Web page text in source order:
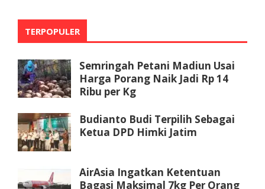
TERPOPULER
Semringah Petani Madiun Usai
Harga Porang Naik Jadi Rp 14
Ribu per Kg
Budianto Budi Terpilih Sebagai
Ketua DPD Himki Jatim
AirAsia Ingatkan Ketentuan
Bagasi Maksimal 7kg Per Orang